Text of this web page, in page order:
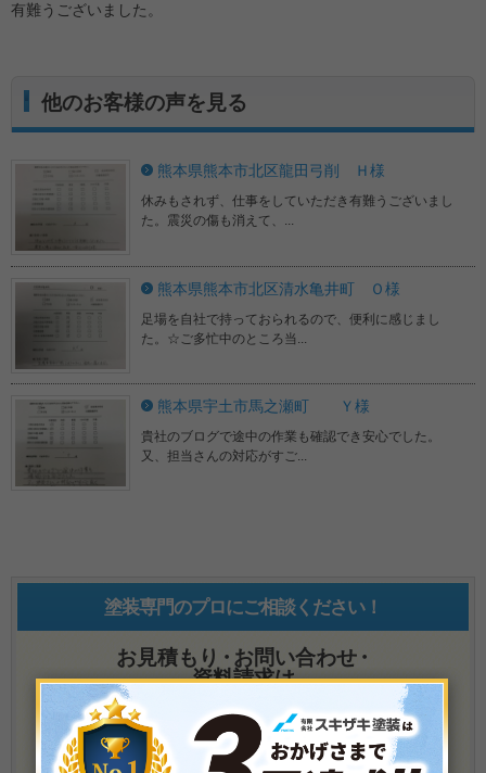
有難うございました。
他のお客様の声を見る
熊本県熊本市北区龍田弓削 Ｈ様
休みもされず、仕事をしていただき有難うございまし
た。震災の傷も消えて、...
熊本県熊本市北区清水亀井町 Ｏ様
足場を自社で持っておられるので、便利に感じまし
た。☆ご多忙中のところ当...
熊本県宇土市馬之瀬町 Ｙ様
貴社のブログで途中の作業も確認でき安心でした。
又、担当さんの対応がすご...
塗装専門のプロにご相談ください！
お見積もり ・お問い合わせ・
資料請求は